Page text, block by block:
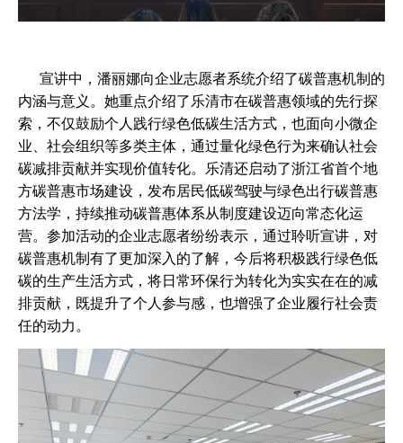
宣讲中，潘丽娜向企业志愿者系统介绍了碳普惠机制的
内涵与意义。她重点介绍了乐清市在碳普惠领域的先行探
索，不仅鼓励个人践行绿色低碳生活方式，也面向小微企
业、社会组织等多类主体，通过量化绿色行为来确认社会
碳减排贡献并实现价值转化。乐清还启动了浙江省首个地
方碳普惠市场建设，发布居民低碳驾驶与绿色出行碳普惠
方法学，持续推动碳普惠体系从制度建设迈向常态化运
营。参加活动的企业志愿者纷纷表示，通过聆听宣讲，对
碳普惠机制有了更加深入的了解，今后将积极践行绿色低
碳的生产生活方式，将日常环保行为转化为实实在在的减
排贡献，既提升了个人参与感，也增强了企业履行社会责
任的动力。